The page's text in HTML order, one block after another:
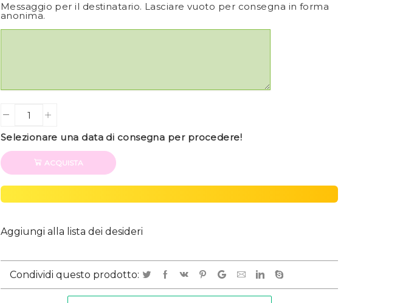
Messaggio per il destinatario. Lasciare vuoto per consegna in forma
anonima.
Quantity
Selezionare una data di consegna per procedere!
ACQUISTA
Aggiungi alla lista dei desideri
Condividi questo prodotto: